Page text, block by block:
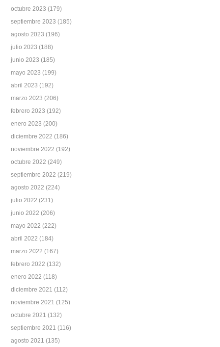
octubre 2023 (179)
septiembre 2023 (185)
agosto 2023 (196)
julio 2023 (188)
junio 2023 (185)
mayo 2023 (199)
abril 2023 (192)
marzo 2023 (206)
febrero 2023 (192)
enero 2023 (200)
diciembre 2022 (186)
noviembre 2022 (192)
octubre 2022 (249)
septiembre 2022 (219)
agosto 2022 (224)
julio 2022 (231)
junio 2022 (206)
mayo 2022 (222)
abril 2022 (184)
marzo 2022 (167)
febrero 2022 (132)
enero 2022 (118)
diciembre 2021 (112)
noviembre 2021 (125)
octubre 2021 (132)
septiembre 2021 (116)
agosto 2021 (135)